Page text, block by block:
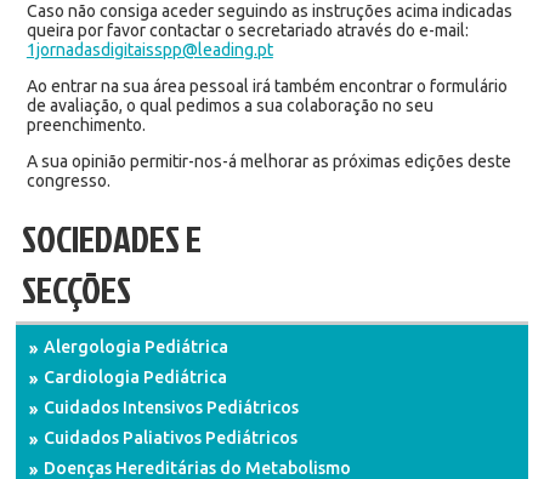
Caso não consiga aceder seguindo as instruções acima indicadas
queira por favor contactar o secretariado através do e-mail:
1jornadasdigitaisspp@leading.pt
Ao entrar na sua área pessoal irá também encontrar o formulário
de avaliação, o qual pedimos a sua colaboração no seu
preenchimento.
A sua opinião permitir-nos-á melhorar as próximas edições deste
congresso.
SOCIEDADES E
SECÇÕES
Alergologia Pediátrica
Cardiologia Pediátrica
Cuidados Intensivos Pediátricos
Cuidados Paliativos Pediátricos
Doenças Hereditárias do Metabolismo